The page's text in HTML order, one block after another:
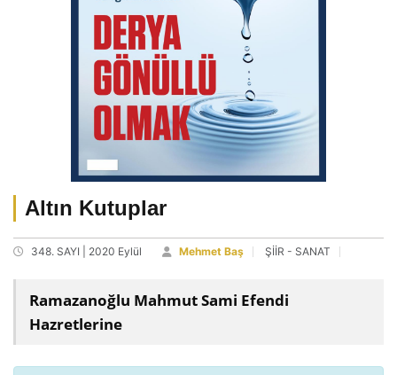
Altın Kutuplar
348. SAYI | 2020 Eylül Mehmet Baş ŞİİR - SANAT
Ramazanoğlu Mahmut Sami Efendi
Hazretlerine